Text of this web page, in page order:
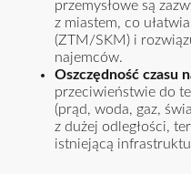
przemysłowe są
z miastem, co
(ZTM/SKM) i
najemców.
Oszczędność czasu
przeciwieństwie do
(prąd, woda, gaz,
z dużej odległości,
istniejącą